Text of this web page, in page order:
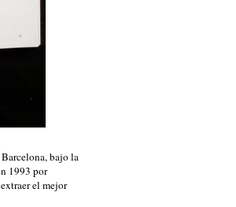
bajo la
1993 por
el mejor